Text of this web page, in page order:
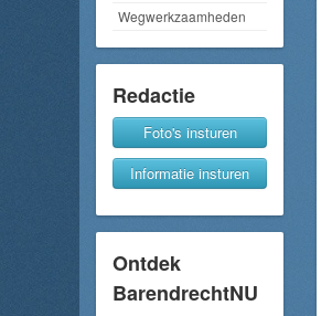
Wegwerkzaamheden
Redactie
Foto's insturen
Informatie insturen
Ontdek
BarendrechtNU